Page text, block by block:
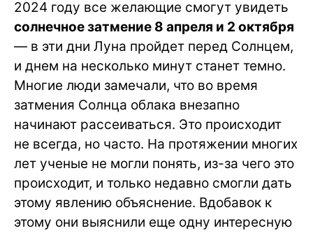
2024 году все желающие смогут увидеть
солнечное затмение 8 апреля и 2 октября
— в эти дни Луна пройдет перед Солнцем,
и днем на несколько минут станет темно.
Многие люди замечали, что во время
затмения Солнца облака внезапно
начинают рассеиваться. Это происходит
не всегда, но часто. На протяжении многих
лет ученые не могли понять, из-за чего это
происходит, и только недавно смогли дать
этому явлению объяснение. Вдобавок к
этому они выяснили еще одну интересную